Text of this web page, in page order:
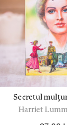
Secretul
Harriet